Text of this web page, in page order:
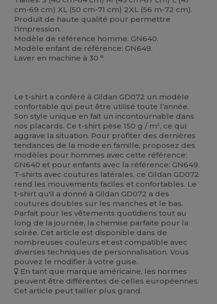
cm-69 cm) XL (50 cm-71 cm) 2XL (56 m-72 cm).
Produit de haute qualité pour permettre
l'impression.
Modèle de référence homme: GN640.
Modèle enfant de référence: GN649.
Laver en machine à 30 °
Le t-shirt a conféré à Gildan GD072 un modèle
confortable qui peut être utilisé toute l’année.
Son style unique en fait un incontournable dans
nos placards. Ce t-shirt pèse 150 g / m², ce qui
aggrave la situation. Pour profiter des dernières
tendances de la mode en famille, proposez des
modèles pour hommes avec cette référence:
GN640 et pour enfants avec la référence: GN649.
T-shirts avec coutures latérales, ce Gildan GD072
rend les mouvements faciles et confortables. Le
t-shirt qu'il a donné à Gildan GD072 a des
coutures doubles sur les manches et le bas.
Parfait pour les vêtements quotidiens tout au
long de la journée, la chemise parfaite pour la
soirée. Cet article est disponible dans de
nombreuses couleurs et est compatible avec
diverses techniques de personnalisation. Vous
pouvez le modifier à votre guise.
En tant que marque américaine, les normes
peuvent être différentes de celles européennes.
Cet article peut tailler plus grand.